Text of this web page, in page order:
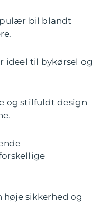
bil blandt
ideel til bykørsel og
og stilfuldt design
høje sikkerhed og